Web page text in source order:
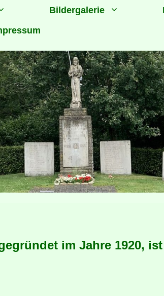
Bildergalerie
im Jahre 1920,